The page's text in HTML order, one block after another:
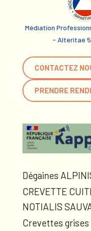
Médiation
- Alteritae 5
CONTACTEZ
PRENDRE
Dégaines
CREVETTE
NOTIALIS
Crevettes